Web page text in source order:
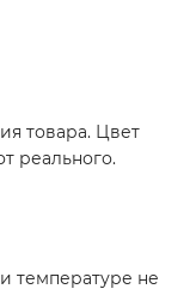
товара. Цвет
реального.
температуре не